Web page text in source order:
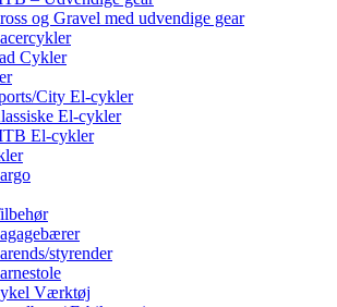
og Gravel med udvendige gear
Cykler
City El-cykler
El-cykler
El-cykler
styrender
Værktøj